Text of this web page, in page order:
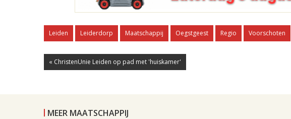
Leiden Leiderdorp Maatschappij Oegstgeest Regio Voorschoten
« ChristenUnie Leiden op pad met 'huiskamer'
MEER MAATSCHAPPIJ